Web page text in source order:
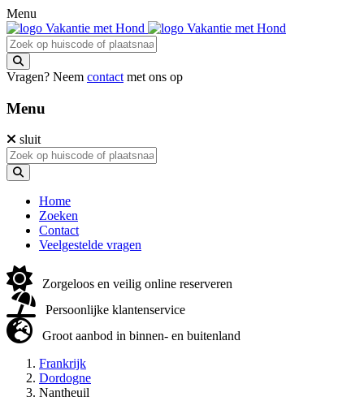
Menu
Vragen? Neem contact met ons op
Menu
sluit
Home
Zoeken
Contact
Veelgestelde vragen
Zorgeloos en veilig online reserveren
Persoonlijke klantenservice
Groot aanbod in binnen- en buitenland
Frankrijk
Dordogne
Nantheuil